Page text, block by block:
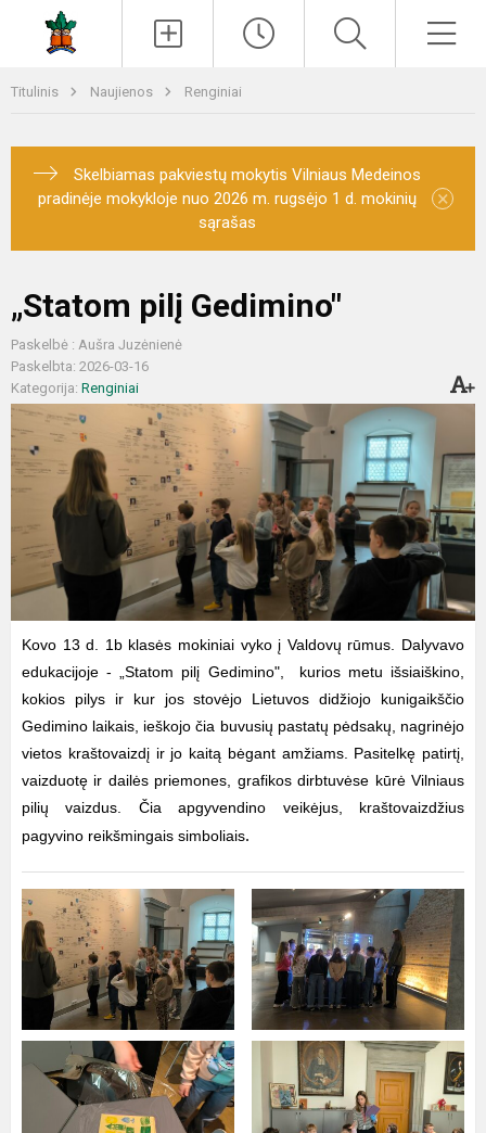
Titulinis Naujienos Renginiai
Skelbiamas pakviestų mokytis Vilniaus Medeinos
pradinėje mokykloje nuo 2026 m. rugsėjo 1 d. mokinių
sąrašas
×
„Statom pilį Gedimino"
Paskelbė : Aušra Juzėnienė
Paskelbta: 2026-03-16
Kategorija: Renginiai
Kovo 13 d. 1b klasės mokiniai vyko į Valdovų rūmus. Dalyvavo
edukacijoje - „Statom pilį Gedimino", kurios metu išsiaiškino,
kokios pilys ir kur jos stovėjo Lietuvos didžiojo kunigaikščio
Gedimino laikais, ieškojo čia buvusių pastatų pėdsakų, nagrinėjo
vietos kraštovaizdį ir jo kaitą bėgant amžiams. Pasitelkę patirtį,
vaizduotę ir dailės priemones, grafikos dirbtuvėse kūrė Vilniaus
pilių vaizdus. Čia apgyvendino veikėjus, kraštovaizdžius
pagyvino reikšmingais simboliais.